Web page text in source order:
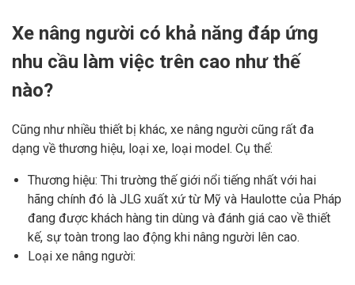
Xe nâng người có khả năng đáp ứng
nhu cầu làm việc trên cao như thế
nào?
Cũng như nhiều thiết bị khác, xe nâng người cũng rất đa
dạng về thương hiệu, loại xe, loại model. Cụ thể:
Thương hiệu: Thi trường thế giới nổi tiếng nhất với hai
hãng chính đó là JLG xuất xứ từ Mỹ và Haulotte của Pháp
đang được khách hàng tin dùng và đánh giá cao về thiết
kế, sự toàn trong lao động khi nâng người lên cao.
Loại xe nâng người: